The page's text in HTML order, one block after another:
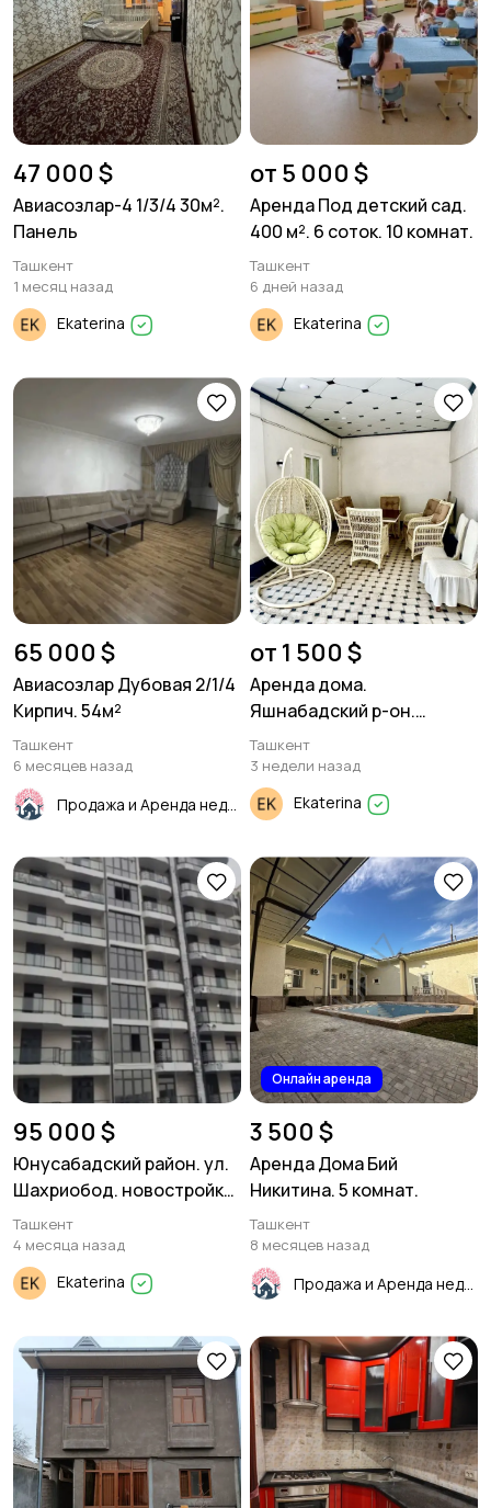
47 000 $
Авиасозлар-4 1/3/4 30м².
Панель
Ташкент
1 месяц назад
Ekaterina
от 5 000 $
Аренда Под детский сад.
400 м². 6 соток. 10 комнат.
Ташкент
6 дней назад
Ekaterina
65 000 $
Авиасозлар Дубовая 2/1/4
Кирпич. 54м²
Ташкент
6 месяцев назад
от 1 500 $
Аренда дома.
Яшнабадский р-он.
Паркентский. 3 комнаты
140м².
Ташкент
3 недели назад
Ekaterina
95 000 $
Юнусабадский район. ул.
Шахриобод. новостройка
82м²
Ташкент
4 месяца назад
Ekaterina
Онлайн аренда
3 500 $
Аренда Дома Бий
Никитина. 5 комнат.
Ташкент
8 месяцев назад